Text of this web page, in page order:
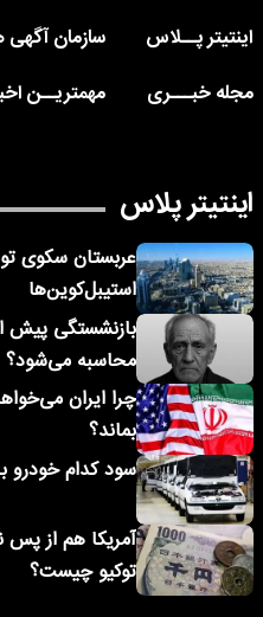
اینتیتر پــلاس
سازمان آگهی
مجله خبـــری
مهمتریــن
اینتیتر پلاس
عربستان سکوی
استیبل‌کوین‌ها
بازنشستگی پیش
محاسبه می‌شود؟
چرا ایران
بماند؟
سود کدام خودرو
آمریکا هم از پس
توکیو چیست؟